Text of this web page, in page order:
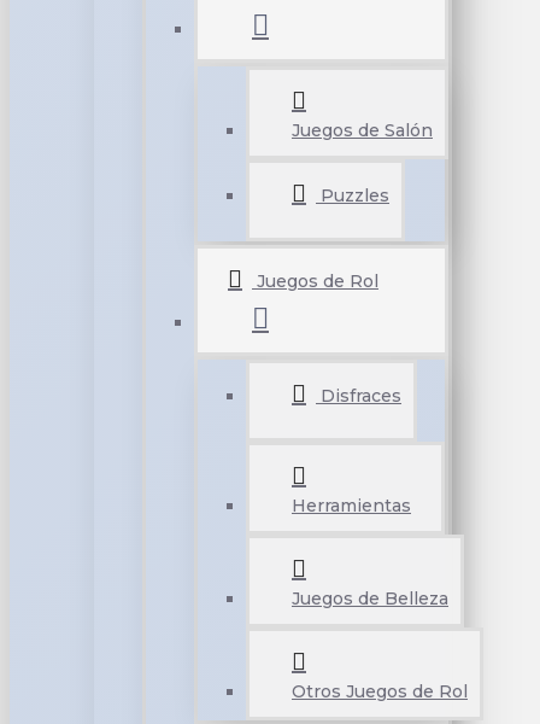
Juegos de Salón
Puzzles
Juegos de Rol
Disfraces
Herramientas
Juegos de Belleza
Otros Juegos de Rol